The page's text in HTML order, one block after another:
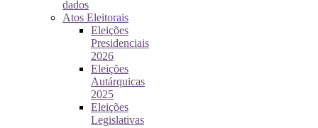
dados
Atos Eleitorais
Eleições
Presidenciais
2026
Eleições
Autárquicas
2025
Eleições
Legislativas